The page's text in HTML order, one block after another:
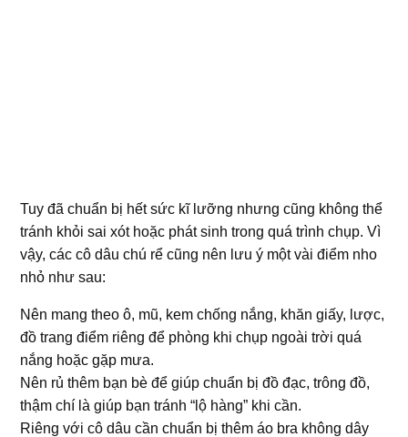
Tuy đã chuẩn bị hết sức kĩ lưỡng nhưng cũng không thể
tránh khỏi sai xót hoặc phát sinh trong quá trình chụp. Vì
vậy, các cô dâu chú rể cũng nên lưu ý một vài điểm nho
nhỏ như sau:
Nên mang theo ô, mũ, kem chống nắng, khăn giấy, lược,
đồ trang điểm riêng để phòng khi chụp ngoài trời quá
nắng hoặc gặp mưa.
Nên rủ thêm bạn bè để giúp chuẩn bị đồ đạc, trông đồ,
thậm chí là giúp bạn tránh “lộ hàng” khi cần.
Riêng với cô dâu cần chuẩn bị thêm áo bra không dây